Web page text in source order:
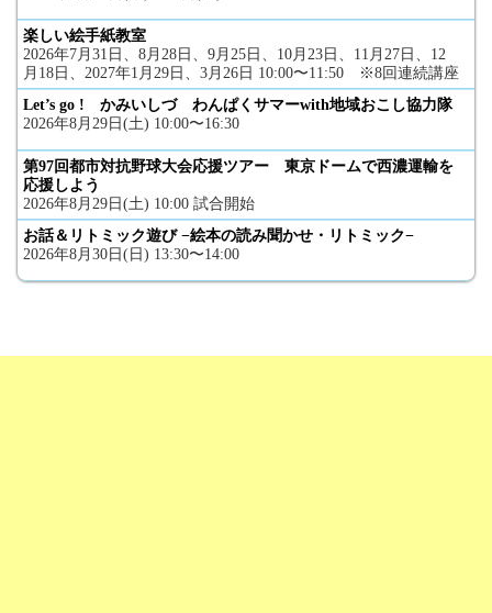
楽しい絵手紙教室
2026年7月31日、8月28日、9月25日、10月23日、11月27日、12
月18日、2027年1月29日、3月26日 10:00〜11:50 ※8回連続講座
Let’s go ! かみいしづ わんぱくサマーwith地域おこし協力隊
2026年8月29日(土) 10:00〜16:30
第97回都市対抗野球大会応援ツアー 東京ドームで西濃運輸を
応援しよう
2026年8月29日(土) 10:00 試合開始
お話＆リトミック遊び −絵本の読み聞かせ・リトミック−
2026年8月30日(日) 13:30〜14:00